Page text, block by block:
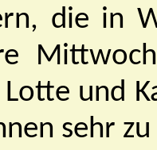
die in
Lotte und
sehr